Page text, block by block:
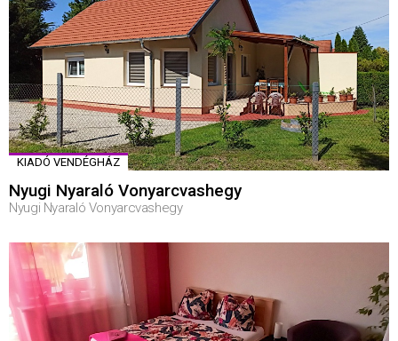
KIADÓ VENDÉGHÁZ
Nyugi Nyaraló Vonyarcvashegy
Nyugi Nyaraló Vonyarcvashegy